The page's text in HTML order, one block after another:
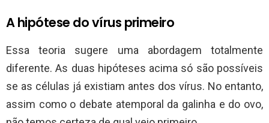
A hipótese do vírus primeiro
Essa teoria sugere uma abordagem totalmente
diferente. As duas hipóteses acima só são possíveis
se as células já existiam antes dos vírus. No entanto,
assim como o debate atemporal da galinha e do ovo,